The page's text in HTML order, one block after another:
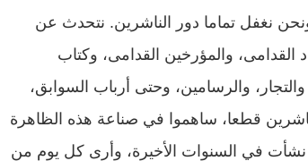
نغفل تماما دور الناشرين. نتحدث عن
القدامى، والمؤرخين القدامى، وكتاب
والرسامين، وحتى أرباب السوابق،
قطعا، ساهموا في صناعة هذه الظاهرة
في السنوات الأخيرة، وأرى كل يوم من